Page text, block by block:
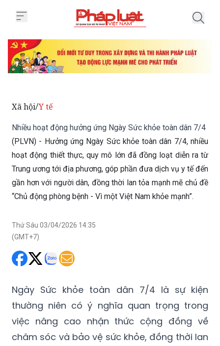
Xã hội/Y tế
Nhiều hoạt động hưởng ứng Ngày Sức khỏe toàn dân 7/4
(PLVN) - Hưởng ứng Ngày Sức khỏe toàn dân 7/4, nhiều
hoạt động thiết thực, quy mô lớn đã đồng loạt diễn ra từ
Trung ương tới địa phương, góp phần đưa dịch vụ y tế đến
gần hơn với người dân, đồng thời lan tỏa mạnh mẽ chủ đề
“Chủ động phòng bệnh - Vì một Việt Nam khỏe mạnh”.
Thứ Sáu 03/04/2026 14:35
(GMT+7)
Ngày Sức khỏe toàn dân 7/4 là sự kiện
thường niên có ý nghĩa quan trọng trong
việc nâng cao nhận thức cộng đồng về
chăm sóc và bảo vệ sức khỏe, đồng thời lan